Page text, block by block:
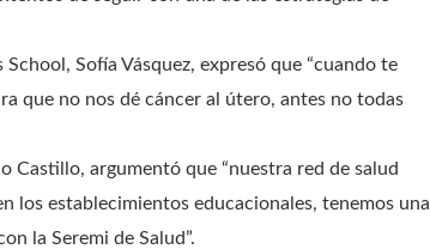
Sofía Vásquez, expresó que “cuando te
que no nos dé cáncer al útero, antes no todas
Castillo, argumentó que “nuestra red de salud
los establecimientos educacionales, tenemos una
la Seremi de Salud”.